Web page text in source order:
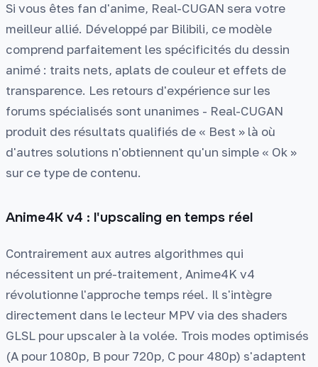
Si vous êtes fan d'anime, Real-CUGAN sera votre
meilleur allié. Développé par Bilibili, ce modèle
comprend parfaitement les spécificités du dessin
animé : traits nets, aplats de couleur et effets de
transparence. Les retours d'expérience sur les
forums spécialisés sont unanimes - Real-CUGAN
produit des résultats qualifiés de « Best » là où
d'autres solutions n'obtiennent qu'un simple « Ok »
sur ce type de contenu.
Anime4K v4 : l'upscaling en temps réel
Contrairement aux autres algorithmes qui
nécessitent un pré-traitement, Anime4K v4
révolutionne l'approche temps réel. Il s'intègre
directement dans le lecteur MPV via des shaders
GLSL pour upscaler à la volée. Trois modes optimisés
(A pour 1080p, B pour 720p, C pour 480p) s'adaptent